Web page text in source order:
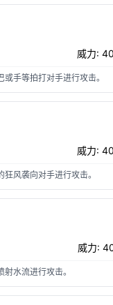
威力: 40
或手等拍打对手进行攻击。
威力: 40
狂风袭向对手进行攻击。
威力:
射水流进行攻击。